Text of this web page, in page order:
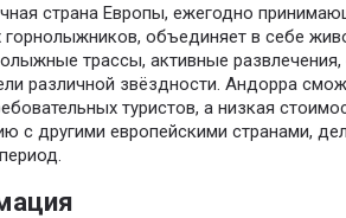
страна Европы, ежегодно
объединяет в себе
трассы, активные
различной звёздности. Андорра
туристов, а низкая
с другими европейскими странами,